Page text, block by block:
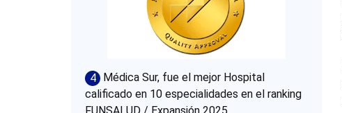
4
Médica Sur, fue el mejor Hospital
calificado en 10 especialidades en el ranking